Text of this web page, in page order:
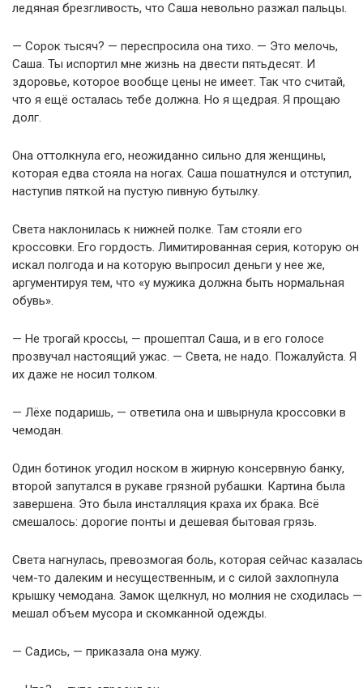
ледяная брезгливость, что Саша невольно разжал пальцы.
— Сорок тысяч? — переспросила она тихо. — Это мелочь,
Саша. Ты испортил мне жизнь на двести пятьдесят. И
здоровье, которое вообще цены не имеет. Так что считай,
что я ещё осталась тебе должна. Но я щедрая. Я прощаю
долг.
Она оттолкнула его, неожиданно сильно для женщины,
которая едва стояла на ногах. Саша пошатнулся и отступил,
наступив пяткой на пустую пивную бутылку.
Света наклонилась к нижней полке. Там стояли его
кроссовки. Его гордость. Лимитированная серия, которую он
искал полгода и на которую выпросил деньги у нее же,
аргументируя тем, что «у мужика должна быть нормальная
обувь».
— Не трогай кроссы, — прошептал Саша, и в его голосе
прозвучал настоящий ужас. — Света, не надо. Пожалуйста. Я
их даже не носил толком.
— Лёхе подаришь, — ответила она и швырнула кроссовки в
чемодан.
Один ботинок угодил носком в жирную консервную банку,
второй запутался в рукаве грязной рубашки. Картина была
завершена. Это была инсталляция краха их брака. Всё
смешалось: дорогие понты и дешевая бытовая грязь.
Света нагнулась, превозмогая боль, которая сейчас казалась
чем-то далеким и несущественным, и с силой захлопнула
крышку чемодана. Замок щелкнул, но молния не сходилась —
мешал объем мусора и скомканной одежды.
— Садись, — приказала она мужу.